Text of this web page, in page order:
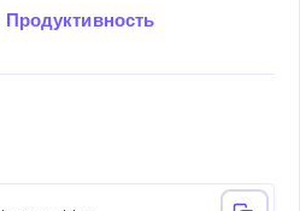
Продуктивность
Email